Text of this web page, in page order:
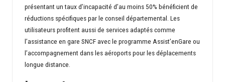
présentant un taux d’incapacité d’au moins 50% bénéficient de
réductions spécifiques par le conseil départemental. Les
utilisateurs profitent aussi de services adaptés comme
l’assistance en gare SNCF avec le programme Assist’enGare ou
l’accompagnement dans les aéroports pour les déplacements
longue distance.